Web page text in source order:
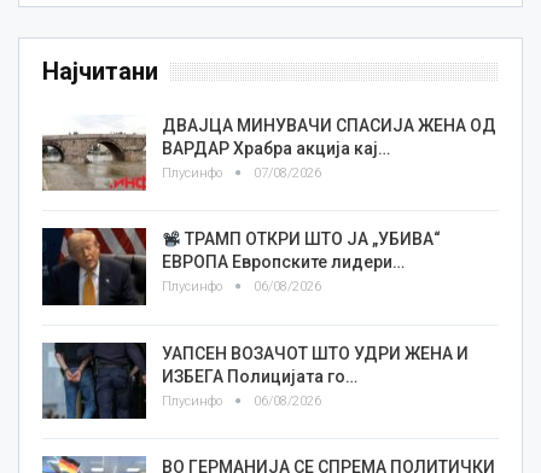
Најчитани
ДВАЈЦА МИНУВАЧИ СПАСИЈА ЖЕНА ОД
ВАРДАР Храбра акција кај…
Плусинфо 07/08/2026
ТРАМП ОТКРИ ШТО ЈА „УБИВА“
ЕВРОПА Европските лидери…
Плусинфо 06/08/2026
УАПСЕН ВОЗАЧОТ ШТО УДРИ ЖЕНА И
ИЗБЕГА Полицијата го…
Плусинфо 06/08/2026
ВО ГЕРМАНИЈА СЕ СПРЕМА ПОЛИТИЧКИ